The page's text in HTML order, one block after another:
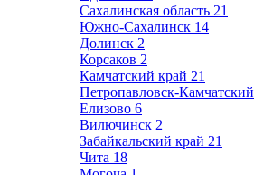
Сахалинская область 21
Южно-Сахалинск 14
Долинск 2
Корсаков 2
Камчатский край 21
Петропавловск-Камчатский
Елизово 6
Вилючинск 2
Забайкальский край 21
Чита 18